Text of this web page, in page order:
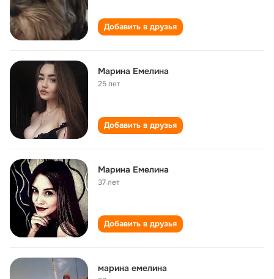
Добавить в друзья
Марина Емелина
25 лет
Добавить в друзья
Марина Емелина
37 лет
Добавить в друзья
марина емелина